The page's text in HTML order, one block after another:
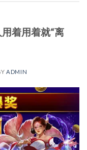
着用着就“离
ADMIN